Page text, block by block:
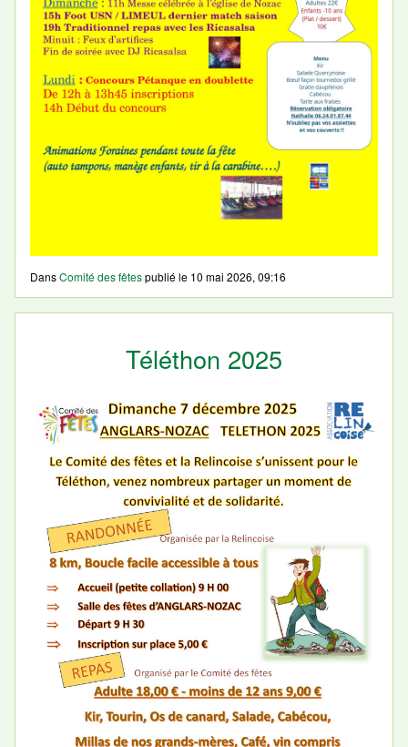
DansComité des fêtespublié le 10 mai 2026, 09:16
Téléthon 2025